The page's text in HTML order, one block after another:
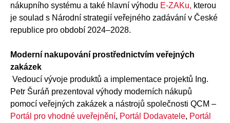
nákupního systému a také hlavní výhodu E-ZAKu, kterou
je soulad s Národní strategií veřejného zadávání v České
republice pro období 2024–2028.
Moderní nakupování prostřednictvím veřejných
zakázek
Vedoucí vývoje produktů a implementace projektů Ing.
Petr Šuráň prezentoval výhody moderních nákupů
pomocí veřejných zakázek a nástrojů společnosti QCM –
Portál pro vhodné uveřejnění, Portál Dodavatele, Portál